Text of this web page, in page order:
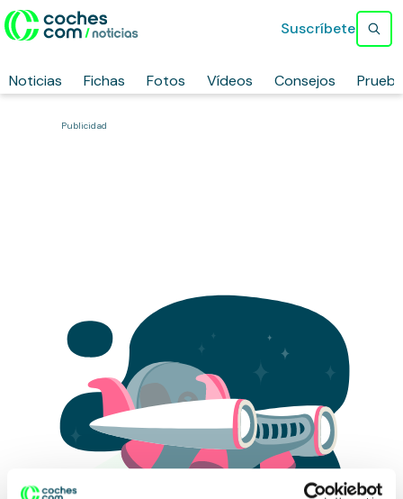
Noticias Fichas Fotos Vídeos Consejos
Suscríbete
Publicidad